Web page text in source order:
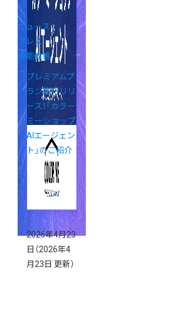
ニュース
プレス
機能改善
プレミアムプ
ラン先行リリ
ース！「カラー
ミーショップ
AIエージェン
ト」のご紹介
2026年4月23
日 （2026年4
月23日 更新）